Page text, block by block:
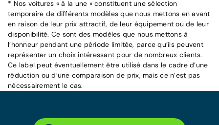
* Nos voitures « à la une » constituent une sélection
temporaire de différents modèles que nous mettons en avant
en raison de leur prix attractif, de leur équipement ou de leur
disponibilité. Ce sont des modèles que nous mettons à
l’honneur pendant une période limitée, parce qu’ils peuvent
représenter un choix intéressant pour de nombreux clients.
Ce label peut éventuellement être utilisé dans le cadre d’une
réduction ou d’une comparaison de prix, mais ce n’est pas
nécessairement le cas.